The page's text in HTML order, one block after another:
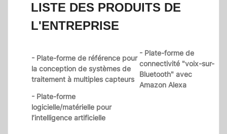
LISTE DES PRODUITS DE
L'ENTREPRISE
- Plate-forme de référence pour
la conception de systèmes de
traitement à multiples capteurs
- Plate-forme de
connectivité "voix-sur-
Bluetooth" avec
Amazon Alexa
- Plate-forme
logicielle/matérielle pour
l’intelligence artificielle